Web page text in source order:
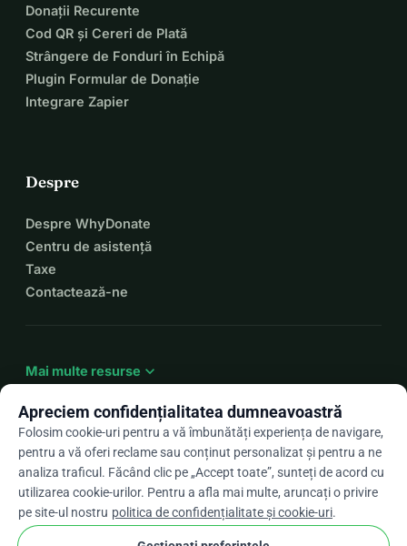
Donații Recurente
Cod QR și Cereri de Plată
Strângere de Fonduri în Echipă
Plugin Formular de Donație
Integrare Zapier
Despre
Despre WhyDonate
Centru de asistență
Taxe
Contactează-ne
Mai multe resurse expand_more
Roarrow_drop_down
★★★★★4,9 / 5 pe baza a peste 500 de recenzii
Apreciem confidențialitatea dumneavoastră
Folosim cookie-uri pentru a vă îmbunătăți experiența de navigare,
pentru a vă oferi reclame sau conținut personalizat și pentru a ne
analiza traficul. Făcând clic pe „Accept toate”, sunteți de acord cu
utilizarea cookie-urilor. Pentru a afla mai multe, aruncați o privire
pe site-ul nostru politica de confidențialitate și cookie-uri.